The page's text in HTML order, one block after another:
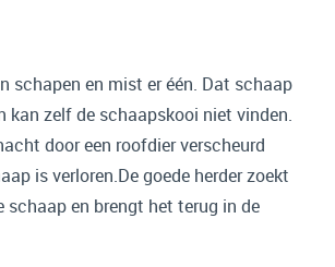
schapen en mist er één. Dat schaap
kan zelf de schaapskooi niet vinden.
door een roofdier verscheurd
is verloren.De goede herder zoekt
schaap en brengt het terug in de